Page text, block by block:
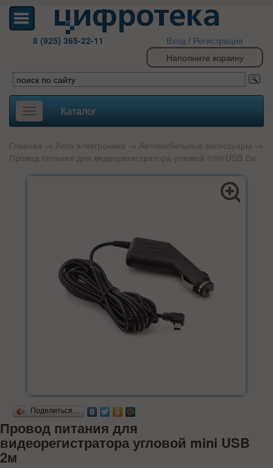
8 (925) 365-22-11 Вход / Регистрация
Наполните корзину
Toggle
navigation
Каталог
Главная → Авто электроника → Автомобильные аксессуары →
Провод питания для видеорегистратора угловой mini USB 2м
Поделиться…
Провод питания для
видеорегистратора угловой mini USB
2м